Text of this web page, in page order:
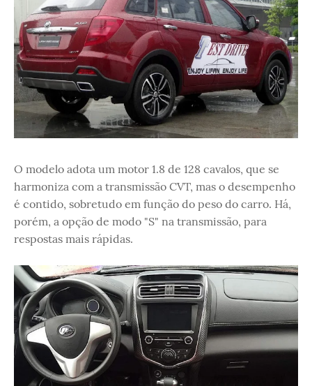
O modelo adota um motor 1.8 de 128 cavalos, que se
harmoniza com a transmissão CVT, mas o desempenho
é contido, sobretudo em função do peso do carro. Há,
porém, a opção de modo "S" na transmissão, para
respostas mais rápidas.